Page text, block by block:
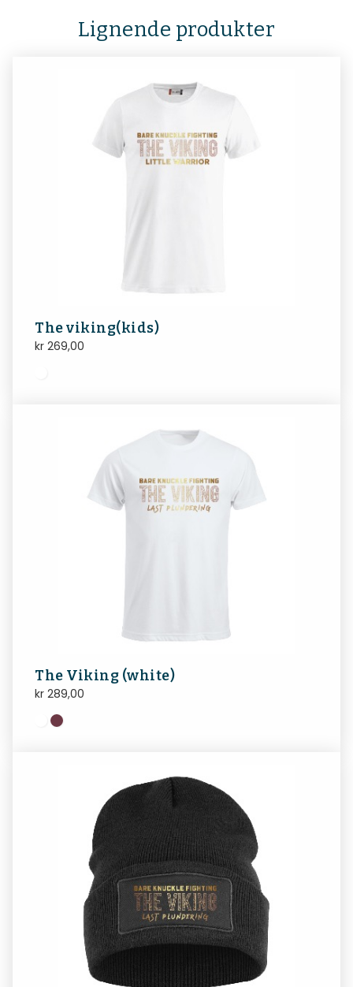
Lignende produkter
The viking(kids)
kr 269,00
The Viking (white)
kr 289,00